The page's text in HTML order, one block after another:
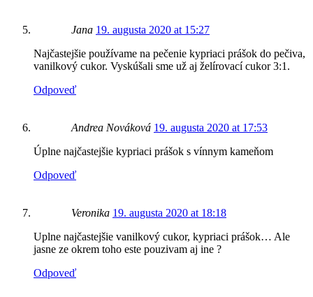
Jana 19. augusta 2020 at 15:27
Najčastejšie používame na pečenie kypriaci prášok do pečiva,
vanilkový cukor. Vyskúšali sme už aj želírovací cukor 3:1.
Odpoveď
Andrea Nováková 19. augusta 2020 at 17:53
Úplne najčastejšie kypriaci prášok s vínnym kameňom
Odpoveď
Veronika 19. augusta 2020 at 18:18
Uplne najčastejšie vanilkový cukor, kypriaci prášok… Ale
jasne ze okrem toho este pouzivam aj ine ?
Odpoveď